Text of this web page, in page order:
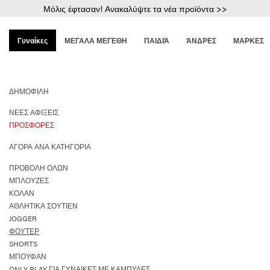
Μόλις έφτασαν! Ανακαλύψτε τα νέα προϊόντα >>
Γυναίκες ΜΕΓΑΛΑ ΜΕΓΕΘΗ ΠΑΙΔΙΆ ΆΝΔΡΕΣ ΜΑΡΚΕΣ
ΔΗΜΟΦΙΛΉ
ΝΈΕΣ ΑΦΊΞΕΙΣ
ΠΡΟΣΦΟΡΈΣ
ΑΓΟΡΆ ΑΝΆ ΚΑΤΗΓΟΡΊΑ
ΠΡΟΒΟΛΉ ΌΛΩΝ
ΜΠΛΟΎΖΕΣ
ΚΟΛΆΝ
ΑΘΛΗΤΙΚΆ ΣΟΥΤΙΈΝ
JOGGER
ΦΟΎΤΕΡ
SHORTS
ΜΠΟΥΦΆΝ